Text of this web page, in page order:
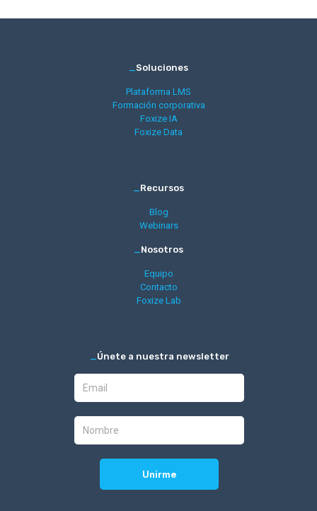
Soluciones
Plataforma LMS
Formación corporativa
Foxize IA
Foxize Data
Recursos
Blog
Webinars
Nosotros
Equipo
Contacto
Foxize Lab
Únete a nuestra newsletter